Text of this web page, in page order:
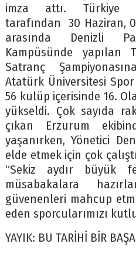
imza attı. Türkiye
tarafından 30 Haziran,
arasında Denizli
Kampüsünde yapılan
Satranç
Atatürk Üniversitesi
56 kulüp içerisinde 16.
yükseldi. Çok sayıda
çıkan Erzurum
yaşanırken, Yönetici
elde etmek için çok
“Sekiz aydır büyük
müsabakalara
güvenenleri mahcup
eden sporcularımızı
YAYIK: BU TARİHİ BİR